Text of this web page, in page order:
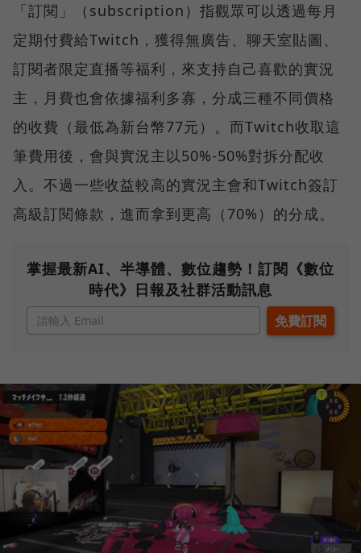
「訂閱」（subscription）指觀眾可以透過每月
定期付費給Twitch，獲得無廣告、聊天室貼圖、
訂閱者限定直播等福利，來支持自己喜歡的實況
主，月費也會依據福利多寡，分成三種不同價格
的收費（最低為新台幣77元）。而Twitch收取這
筆費用後，會與實況主以50%-50%對拆分配收
入。不過一些收益較高的實況主會和Twitch簽訂
高級訂閱條款，進而拿到更高（70%）的分成。
掌握最新AI、半導體、數位趨勢！訂閱《數位
時代》日報及社群活動訊息